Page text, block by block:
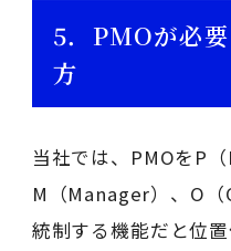
5．PMOが必
方
当社では、PMOをP（
M（Manager）、O
統制する機能だと位